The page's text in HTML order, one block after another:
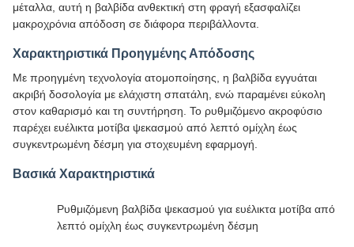
μέταλλα, αυτή η βαλβίδα ανθεκτική στη φραγή εξασφαλίζει
μακροχρόνια απόδοση σε διάφορα περιβάλλοντα.
Χαρακτηριστικά Προηγμένης Απόδοσης
Με προηγμένη τεχνολογία ατομοποίησης, η βαλβίδα εγγυάται
ακριβή δοσολογία με ελάχιστη σπατάλη, ενώ παραμένει εύκολη
στον καθαρισμό και τη συντήρηση. Το ρυθμιζόμενο ακροφύσιο
παρέχει ευέλικτα μοτίβα ψεκασμού από λεπτό ομίχλη έως
συγκεντρωμένη δέσμη για στοχευμένη εφαρμογή.
Βασικά Χαρακτηριστικά
Ρυθμιζόμενη βαλβίδα ψεκασμού για ευέλικτα μοτίβα από
λεπτό ομίχλη έως συγκεντρωμένη δέσμη